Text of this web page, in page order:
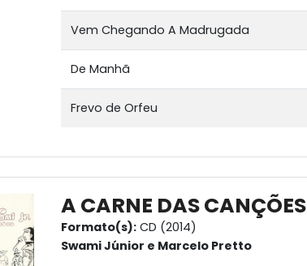
Vem Chegando A Madrugada
De Manhã
Frevo de Orfeu
A CARNE DAS CANÇÕES
Formato(s): CD (2014)
Swami Júnior e Marcelo Pretto